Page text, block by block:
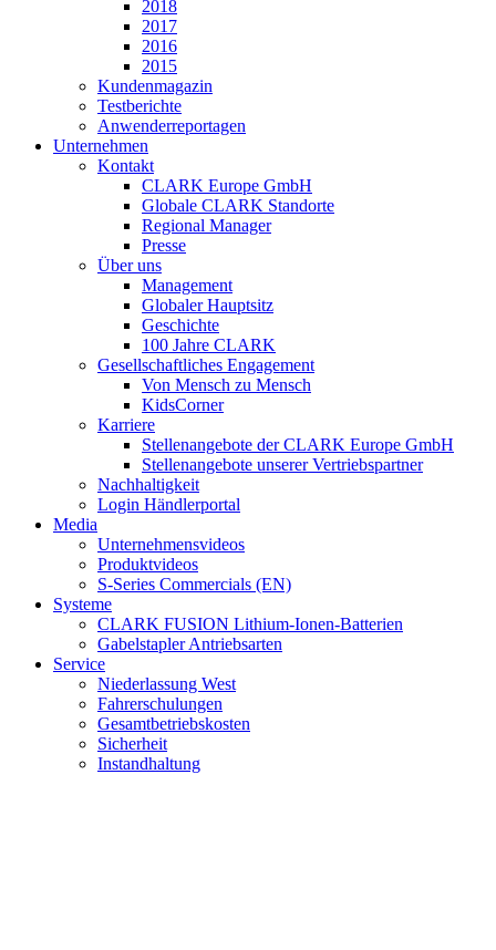
2018
2017
2016
2015
Kundenmagazin
Testberichte
Anwenderreportagen
Unternehmen
Kontakt
CLARK Europe GmbH
Globale CLARK Standorte
Regional Manager
Presse
Über uns
Management
Globaler Hauptsitz
Geschichte
100 Jahre CLARK
Gesellschaftliches Engagement
Von Mensch zu Mensch
KidsCorner
Karriere
Stellenangebote der CLARK Europe GmbH
Stellenangebote unserer Vertriebspartner
Nachhaltigkeit
Login Händlerportal
Media
Unternehmensvideos
Produktvideos
S-Series Commercials (EN)
Systeme
CLARK FUSION Lithium-Ionen-Batterien
Gabelstapler Antriebsarten
Service
Niederlassung West
Fahrerschulungen
Gesamtbetriebskosten
Sicherheit
Instandhaltung